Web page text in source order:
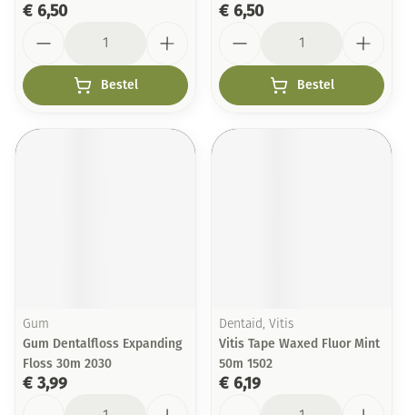
€ 6,50
Bestel
€ 6,50
Bestel
Gum
Gum Dentalfloss Expanding
Floss 30m 2030
€ 3,99
Dentaid, Vitis
Vitis Tape Waxed Fluor Mint
50m 1502
€ 6,19